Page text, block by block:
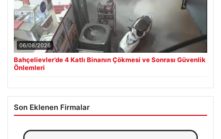
06/08/2026
Bahçelievler’de 4 Katlı Binanın Çökmesi ve Sonrası Güvenlik
Önlemleri
Son Eklenen Firmalar